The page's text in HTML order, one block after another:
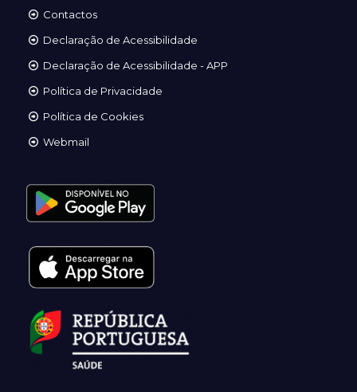
Contactos
Declaração de Acessibilidade
Declaração de Acessibilidade - APP
Política de Privacidade
Política de Cookies
Webmail